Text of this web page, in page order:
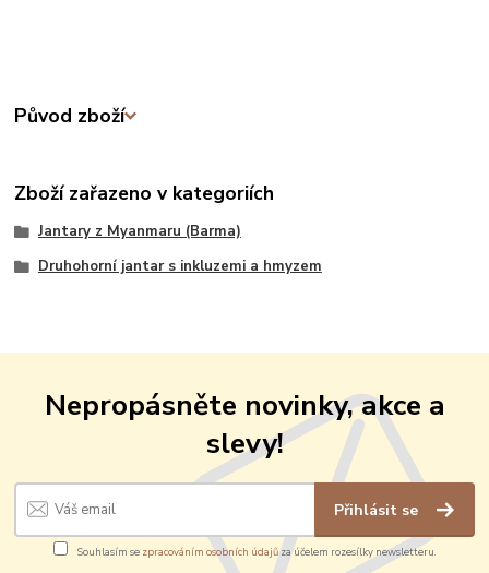
Původ zboží
Zboží zařazeno v kategoriích
Jantary z Myanmaru (Barma)
Druhohorní jantar s inkluzemi a hmyzem
Nepropásněte novinky, akce a
slevy!
Přihlásit se
Souhlasím se zpracováním osobních údajůza účelem rozesílky newsletteru.